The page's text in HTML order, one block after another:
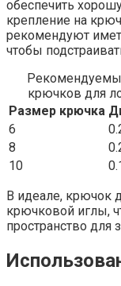
обеспечить
крепление на
рекомендуют
чтобы
крючков для
Размер крючка
6
8
10
В идеале, крючок
крючковой иглы,
пространство